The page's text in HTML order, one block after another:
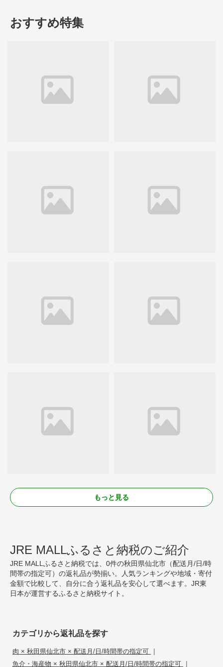
おすすめ特集
もっと見る
JRE MALLふるさと納税のご紹介
JRE MALLふるさと納税では、0件の秋田県仙北市（配送月/日/時
間帯の指定可）の返礼品が勢揃い。人気ランキングや地域・寄付
金額で比較して、自分に合う返礼品を安心して選べます。JR東
日本が運営するふるさと納税サイト。
カテゴリから返礼品を探す
肉 × 秋田県仙北市 × 配送月/日/時間帯の指定可 |
魚介・海産物 × 秋田県仙北市 × 配送月/日/時間帯の指定可 |